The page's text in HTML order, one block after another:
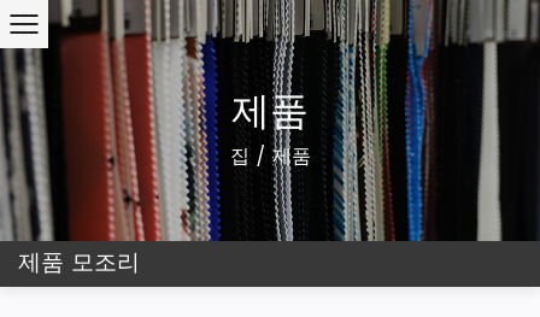
제품
집/제품
제품 모조리